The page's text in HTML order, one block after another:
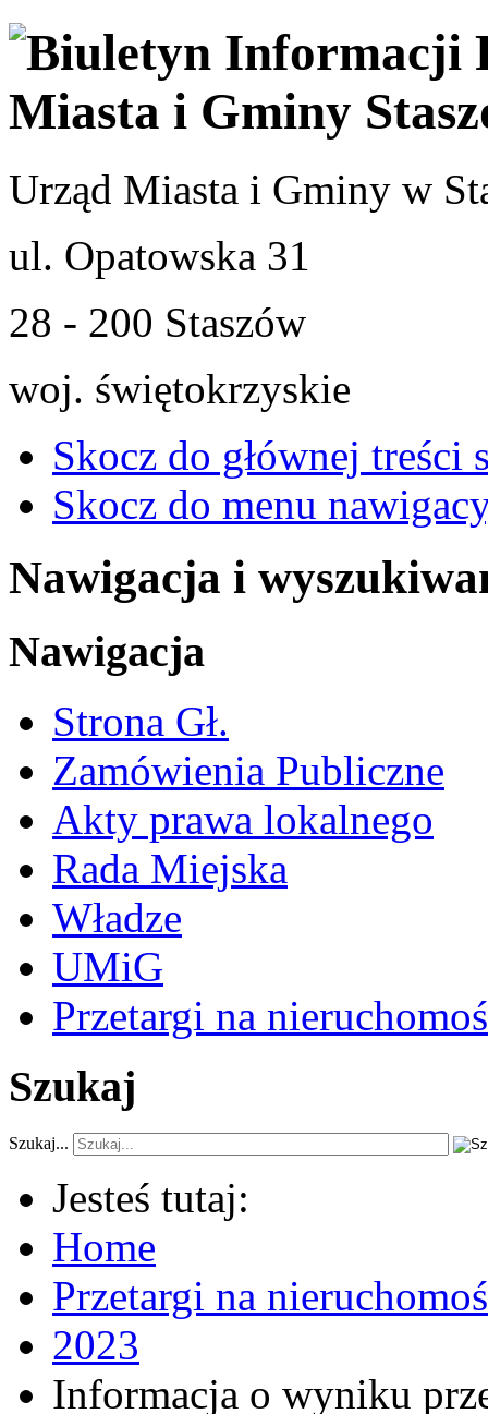
Urząd Miasta i Gminy w
ul. Opatowska 31
28 - 200 Staszów
woj. świętokrzyskie
Skocz do głównej treści
Skocz do menu
Nawigacja i
Nawigacja
Strona Gł.
Zamówienia Publiczne
Akty prawa lokalnego
Rada Miejska
Władze
UMiG
Przetargi na
Szukaj
Szukaj...
Jesteś tutaj:
Home
Przetargi na
2023
Informacja o wyniku